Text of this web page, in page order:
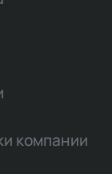
компании